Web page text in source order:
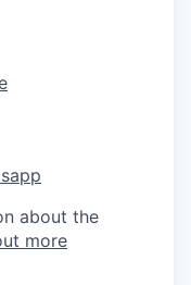
about the
more